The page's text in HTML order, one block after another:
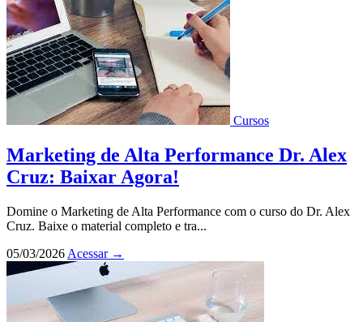
Cursos
Marketing de Alta Performance Dr. Alex
Cruz: Baixar Agora!
Domine o Marketing de Alta Performance com o curso do Dr. Alex
Cruz. Baixe o material completo e tra...
05/03/2026 Acessar →